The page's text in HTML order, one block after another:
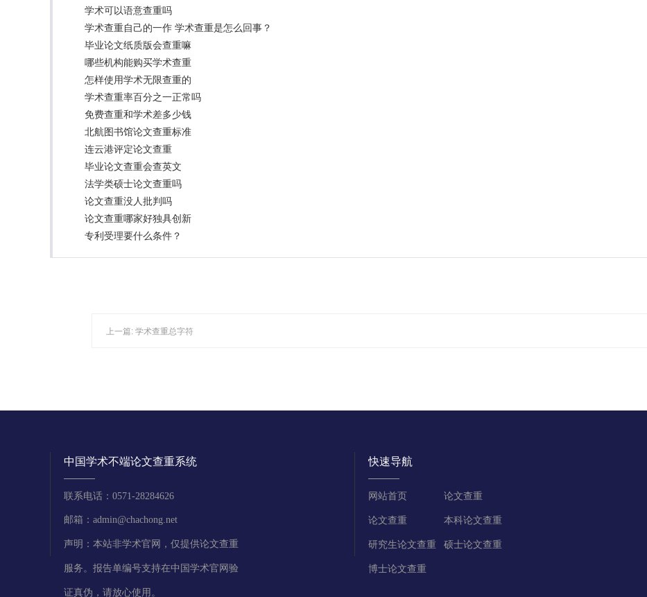
学术可以语意查重吗
学术查重自己的一作 学术查重是怎么回事？
毕业论文纸质版会查重嘛
哪些机构能购买学术查重
怎样使用学术无限查重的
学术查重率百分之一正常吗
免费查重和学术差多少钱
北航图书馆论文查重标准
连云港评定论文查重
毕业论文查重会查英文
法学类硕士论文查重吗
论文查重没人批判吗
论文查重哪家好独具创新
专利受理要什么条件？
上一篇: 学术查重总字符
中国学术不端论文查重系统
联系电话：0571-28284626
邮箱：admin@chachong.net
声明：本站非学术官网，仅提供论文查重
服务。报告单编号支持在中国学术官网验
证真伪，请放心使用。
快速导航
网站首页 论文查重
论文查重 本科论文查重
研究生论文查重 硕士论文查重
博士论文查重